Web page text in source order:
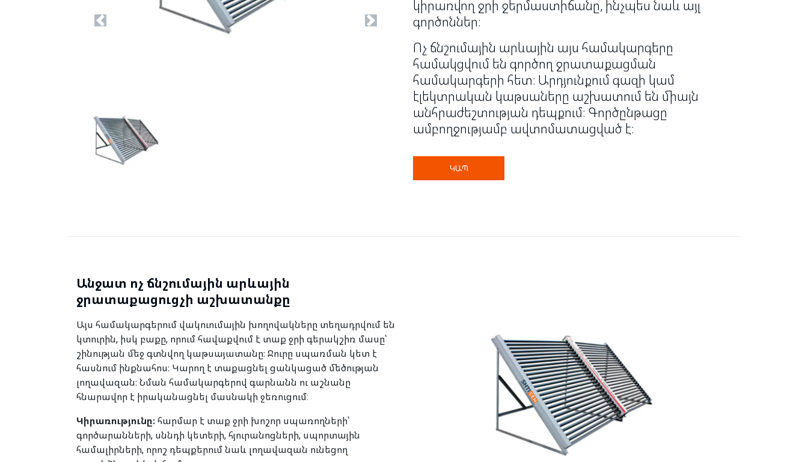
Previous Next
կիրառվող ջրի ջերմաստիճանը, ինչպես նաև այլ
գործոններ։
Ոչ ճնշումային արևային այս համակարգերը
համակցվում են գործող ջրատաքացման
համակարգերի հետ։ Արդյունքում գազի կամ
էլեկտրական կաթսաները աշխատում են միայն
անհրաժեշտության դեպքում։ Գործընթացը
ամբողջությամբ ավտոմատացված է։
ԿԱՊ
Անջատ ոչ ճնշումային արևային
ջրատաքացուցչի աշխատանքը
Այս համակարգերում վակուումային խողովակները տեղադրվում են
կտուրին, իսկ բաքը, որում հավաքվում է տաք ջրի գերակշիռ մասը՝
շինության մեջ գտնվող կաթսայատանը։ Ջուրը սպառման կետ է
հասնում ինքնահոս։ Կարող է տաքացնել ցանկացած մեծության
լողավազան։ Նման համակարգերով գարնանն ու աշնանը
հնարավոր է իրականացնել մասնակի ջեռուցում:
Կիրառությունը։հարմար է տաք ջրի խոշոր սպառողների՝
գործարանների, սննդի կետերի, հյուրանոցների, սպորտային
համալիրների, որոշ դեպքերում նաև լողավազան ունեցող